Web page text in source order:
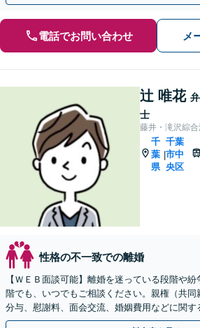
電話でお問い合わせ メ
辻 唯花
士
藤井・滝沢綜
千
葉
県
|
千葉
市中
央区
性格の不一致での離婚
【ＷＥＢ面談可能】離婚を迷っている段階や
階でも、いつでもご相談ください。親権（共
分与、慰謝料、面会交流、婚姻費用などに関す
よう的確にご回答します。法テラスのご利用も